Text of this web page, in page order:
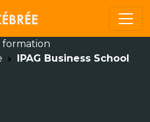
formation
IPAG Business School